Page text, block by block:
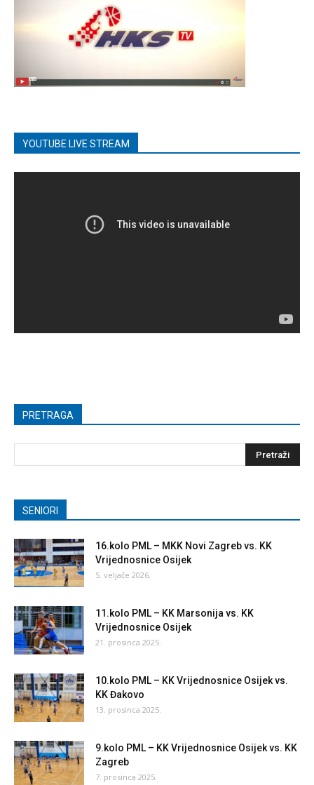
YOUTUBE LIVE STREAM
PRETRAGA
SENIORI
16.kolo PML – MKK Novi Zagreb vs. KK
Vrijednosnice Osijek
5. veljače 2026.
11.kolo PML – KK Marsonija vs. KK
Vrijednosnice Osijek
21. prosinca 2025.
10.kolo PML – KK Vrijednosnice Osijek vs.
KK Đakovo
13. prosinca 2025.
9.kolo PML – KK Vrijednosnice Osijek vs. KK
Zagreb
7. prosinca 2025.